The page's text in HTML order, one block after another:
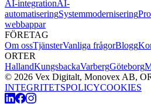
AI-integrationAI-
automatiseringSystemmodernisering
webbappar
FÖRETAG
Om ossTjänsterVanliga frågorBlogg
ORTER
HallandKungsbackaVarbergGöteborg
© 2026 Vex Digitalt, Monovex AB,
INTEGRITETSPOLICYCOOKIES